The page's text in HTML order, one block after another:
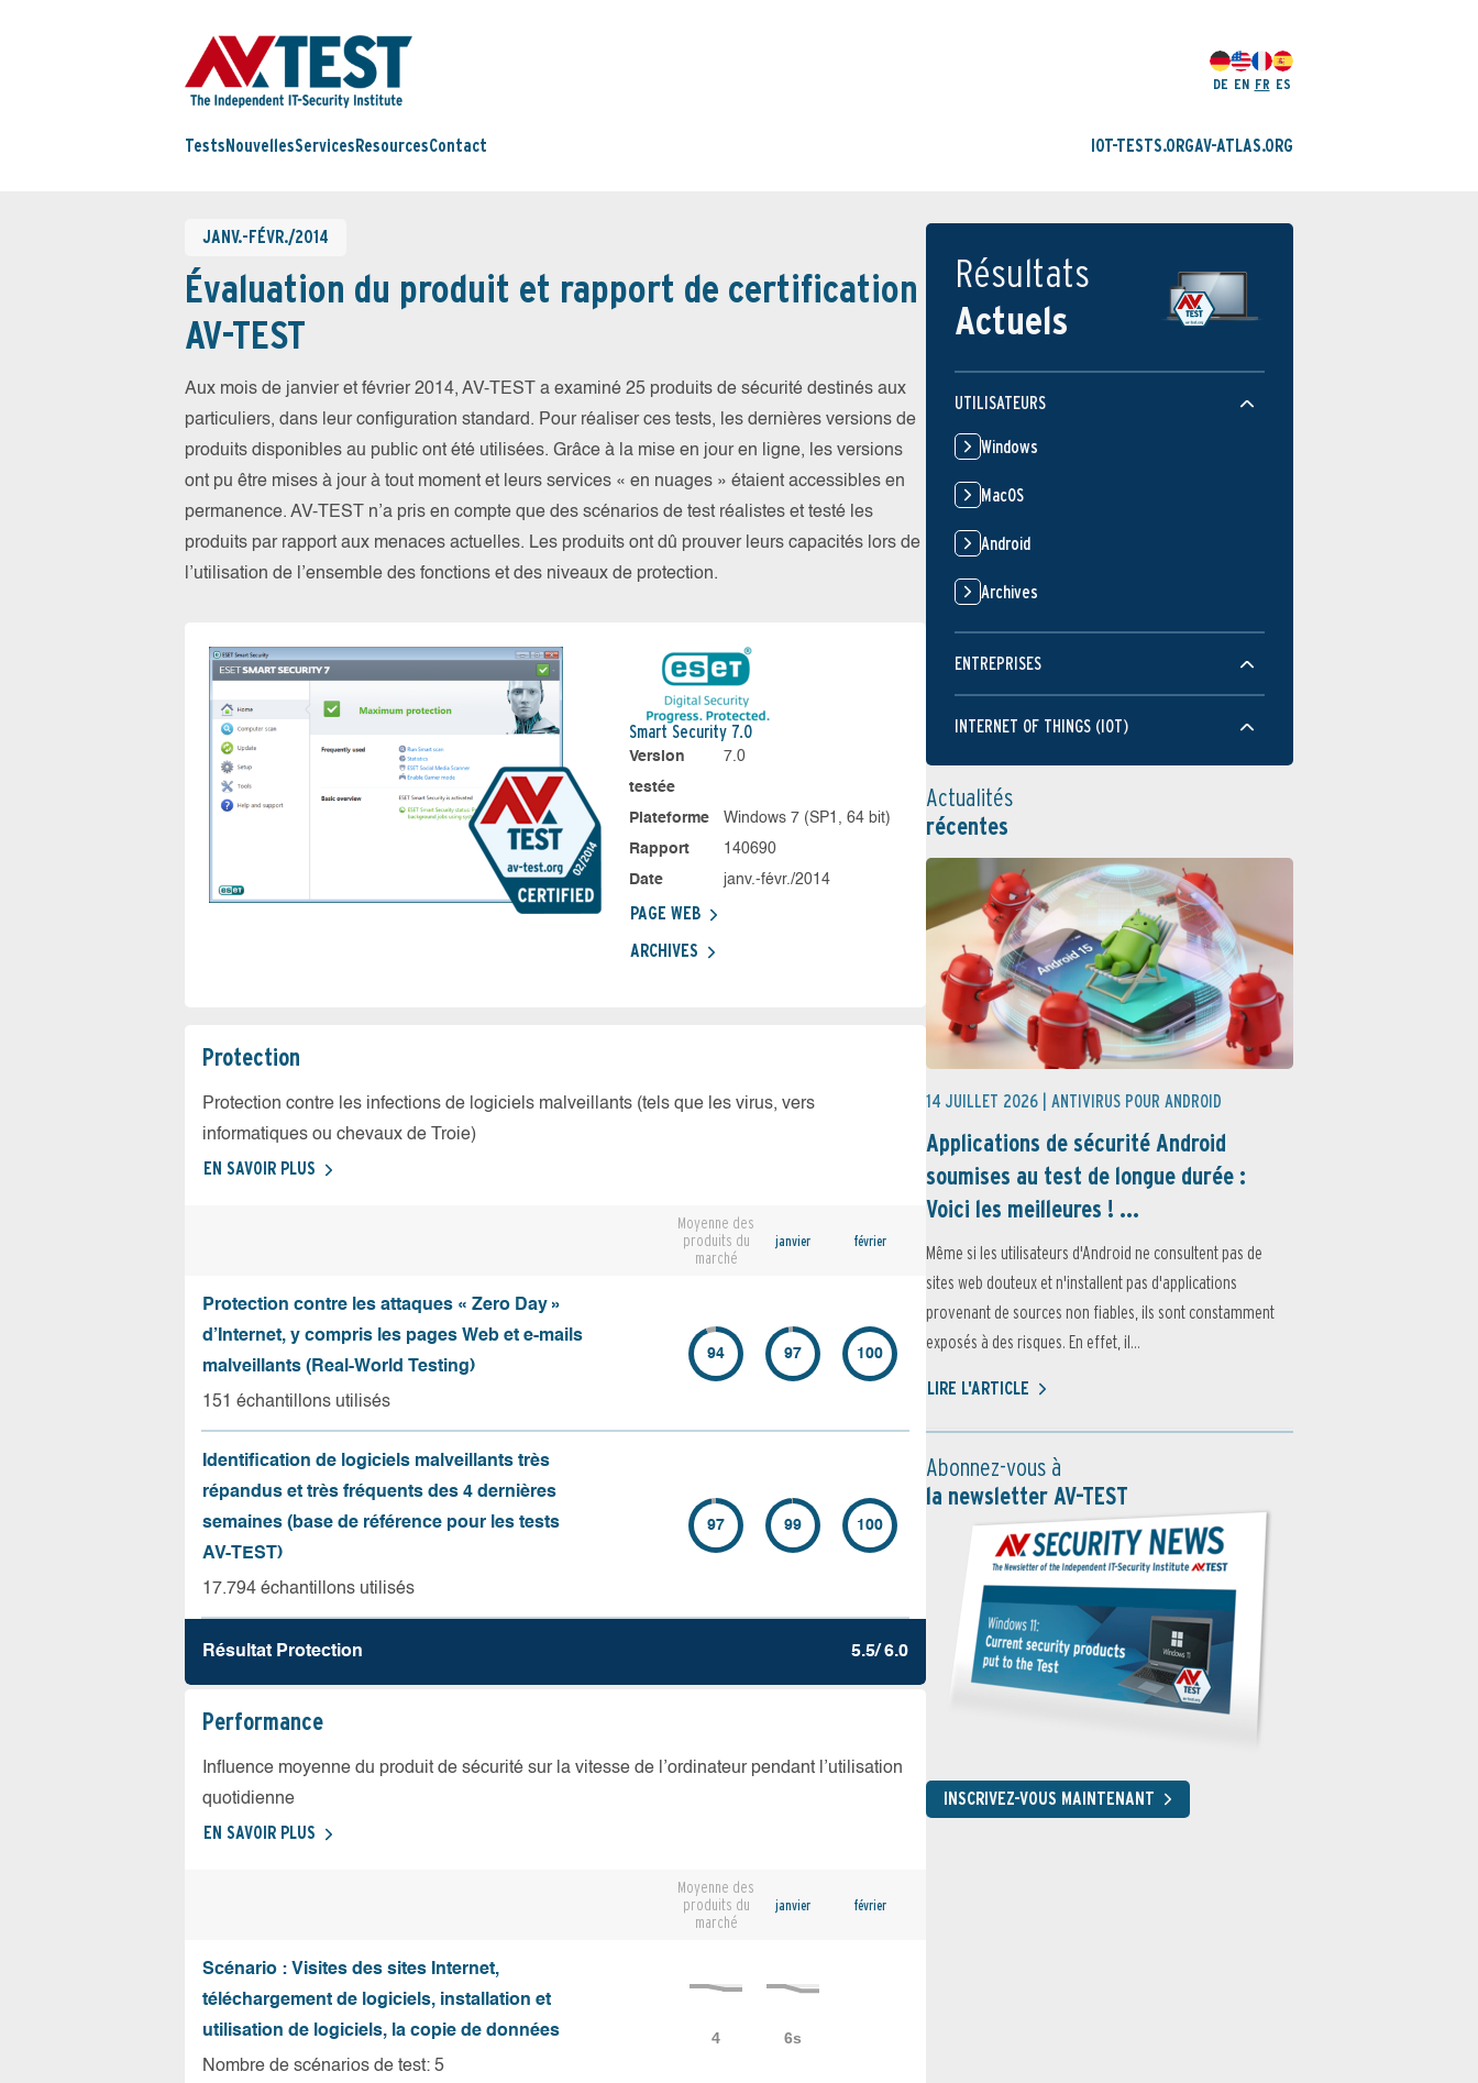
DE EN FR ES
Tests NouvellesServices ResourcesContact IOT-TESTS.ORGAV-ATLAS.ORG
JANV.-FÉVR./2014
Évaluation du produit et rapport de certification
AV-TEST
Aux mois de janvier et février 2014, AV-TEST a examiné 25 produits de sécurité destinés aux
particuliers, dans leur configuration standard. Pour réaliser ces tests, les dernières versions de
produits disponibles au public ont été utilisées. Grâce à la mise en jour en ligne, les versions
ont pu être mises à jour à tout moment et leurs services « en nuages » étaient accessibles en
permanence. AV-TEST n’a pris en compte que des scénarios de test réalistes et testé les
produits par rapport aux menaces actuelles. Les produits ont dû prouver leurs capacités lors de
l’utilisation de l’ensemble des fonctions et des niveaux de protection.
Smart Security 7.0
Version
testée
7.0
Plateforme
Windows 7 (SP1, 64 bit)
Rapport
140690
Date
janv.-févr./2014
PAGE WEB
ARCHIVES
Protection
Protection contre les infections de logiciels malveillants (tels que les virus, vers
informatiques ou chevaux de Troie)
EN SAVOIR PLUS
Moyenne des
produits du
marché
janvier février
Protection contre les attaques « Zero Day »
d’Internet, y compris les pages Web et e-mails
malveillants (Real-World Testing)
151 échantillons utilisés
94 97 100
Identification de logiciels malveillants très
répandus et très fréquents des 4 dernières
semaines (base de référence pour les tests
AV-TEST)
17.794 échantillons utilisés
97 99 100
Résultat Protection 5.5/ 6.0
Performance
Influence moyenne du produit de sécurité sur la vitesse de l’ordinateur pendant l’utilisation
quotidienne
EN SAVOIR PLUS
Moyenne des
produits du
marché
janvier février
Scénario : Visites des sites Internet,
téléchargement de logiciels, installation et
utilisation de logiciels, la copie de données
Nombre de scénarios de test: 5
Résultats
Actuels
UTILISATEURS
Windows
MacOS
Android
Archives
ENTREPRISES
INTERNET OF THINGS (IOT)
Actualités
récentes
14 JUILLET 2026 | ANTIVIRUS POUR ANDROID
Applications de sécurité Android
soumises au test de longue durée :
Voici les meilleures ! ...
Même si les utilisateurs d'Android ne consultent pas de
sites web douteux et n'installent pas d'applications
provenant de sources non fiables, ils sont constamment
exposés à des risques. En effet, il...
LIRE L'ARTICLE
Abonnez-vous à
la newsletter AV-TEST
INSCRIVEZ-VOUS MAINTENANT